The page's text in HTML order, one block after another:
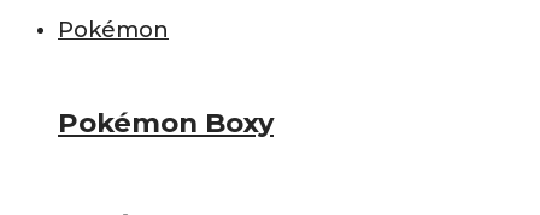
Pokémon
Pokémon Boxy